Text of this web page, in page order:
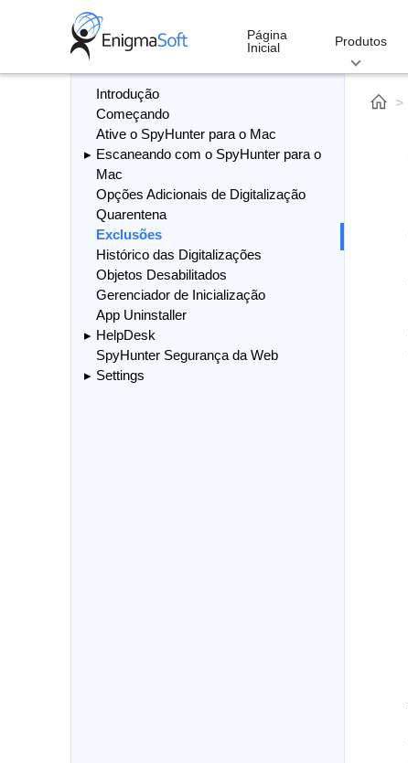
Página
Inicial
Produtos
Introdução
Começando
Ative o SpyHunter para o Mac
Escaneando com o SpyHunter para o
Mac
Opções Adicionais de Digitalização
Quarentena
Exclusões
Histórico das Digitalizações
Objetos Desabilitados
Gerenciador de Inicialização
App Uninstaller
HelpDesk
SpyHunter Segurança da Web
Settings